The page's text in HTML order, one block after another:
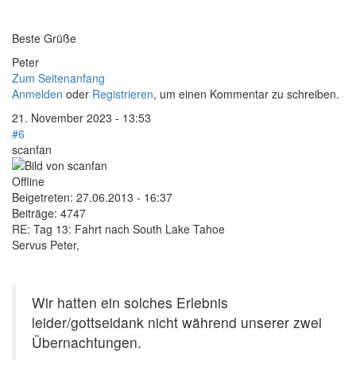
Beste Grüße
Peter
Zum Seitenanfang
Anmelden oder Registrieren, um einen Kommentar zu schreiben.
21. November 2023 - 13:53
#6
scanfan
Offline
Beigetreten: 27.06.2013 - 16:37
Beiträge: 4747
RE: Tag 13: Fahrt nach South Lake Tahoe
Servus Peter,
Wir hatten ein solches Erlebnis
leider/gottseidank nicht während unserer zwei
Übernachtungen.